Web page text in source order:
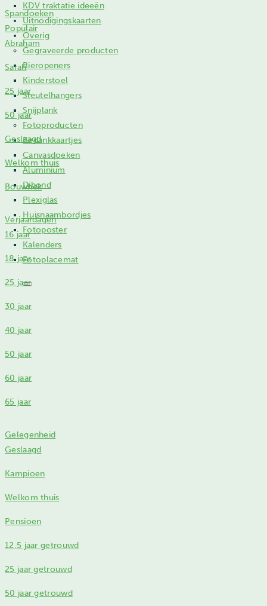
KDV traktatie ideeën
Uitnodigingskaarten
Overig
Gegraveerde producten
Bieropeners
Kinderstoel
Sleutelhangers
Snijplank
Fotoproducten
Bedankkaartjes
Canvasdoeken
Aluminium
Dibond
Plexiglas
Huisnaambordjes
Fotoposter
Kalenders
Fotoplacemat
Spandoeken
Populair
Abraham
Sarah
25 jaar
50 jaar
Geslaagd
Welkom thuis
Bouwhek
Verjaardagen
16 jaar
18 jaar
25 jaar
30 jaar
40 jaar
50 jaar
60 jaar
65 jaar
Gelegenheid
Geslaagd
Kampioen
Welkom thuis
Pensioen
12,5 jaar getrouwd
25 jaar getrouwd
50 jaar getrouwd